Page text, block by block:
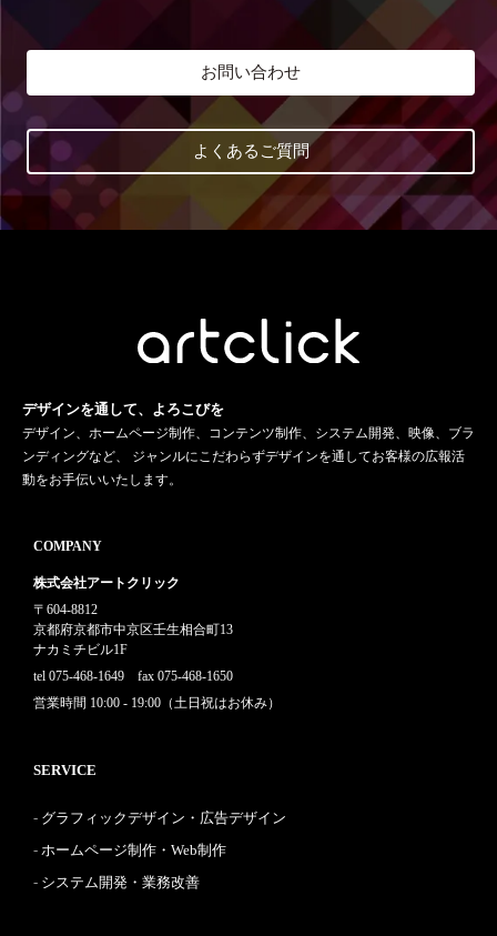
お問い合わせ
よくあるご質問
デザインを通して、よろこびを
デザイン、ホームページ制作、コンテンツ制作、システム開発、映像、ブラ
ンディングなど、 ジャンルにこだわらずデザインを通してお客様の広報活
動をお手伝いいたします。
COMPANY
株式会社アートクリック
〒604-8812
京都府京都市中京区壬生相合町13
ナカミチビル1F
tel 075-468-1649 fax 075-468-1650
営業時間 10:00 - 19:00（土日祝はお休み）
SERVICE
グラフィックデザイン・広告デザイン
ホームページ制作・Web制作
システム開発・業務改善